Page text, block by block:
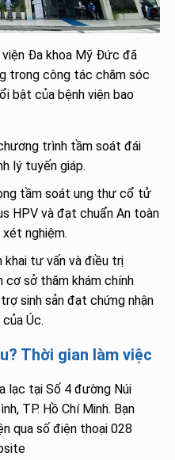
Đa khoa Mỹ Đức đã
trong công tác chăm sóc
bật của bệnh viện bao
trình tầm soát đái
lý tuyến giáp.
tầm soát ung thư cổ tử
HPV và đạt chuẩn An toàn
nghiệm.
khai tư vấn và điều trị
cơ sở thăm khám chính
sinh sản đạt chứng nhận
Úc.
Thời gian làm việc
lạc tại Số 4 đường Núi
TP. Hồ Chí Minh. Bạn
qua số điện thoại 028